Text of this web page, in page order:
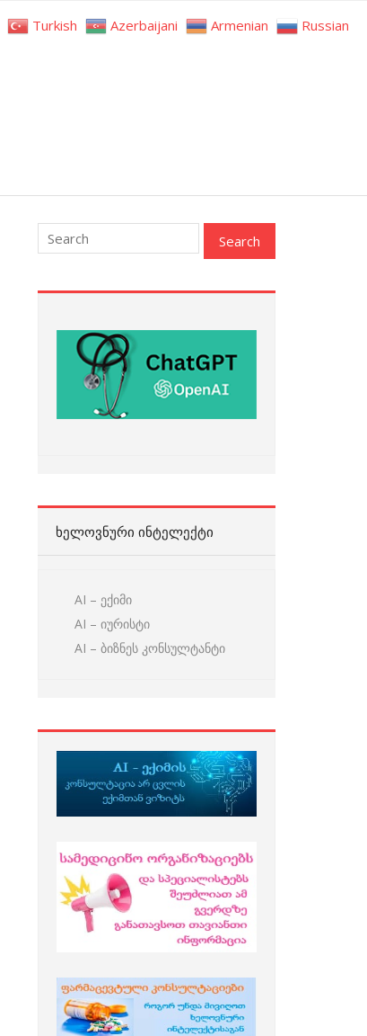
ᲮᲔᲚᲝᲕᲜᲣᲠᲘ ᲘᲜᲢᲔᲚᲔᲥᲢᲘ
AI – ექიმი
AI – იურისტი
AI – ბიზნეს კონსულტანტი
Turkish Azerbaijani Armenian Russian